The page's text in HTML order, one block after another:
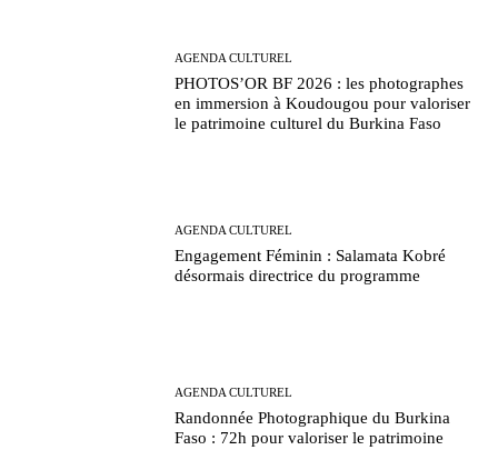
AGENDA CULTUREL
PHOTOS’OR BF 2026 : les photographes
en immersion à Koudougou pour valoriser
le patrimoine culturel du Burkina Faso
AGENDA CULTUREL
Engagement Féminin : Salamata Kobré
désormais directrice du programme
AGENDA CULTUREL
Randonnée Photographique du Burkina
Faso : 72h pour valoriser le patrimoine